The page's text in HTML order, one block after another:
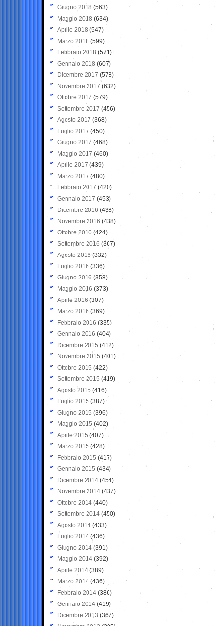
Giugno 2018 (563)
Maggio 2018 (634)
Aprile 2018 (547)
Marzo 2018 (599)
Febbraio 2018 (571)
Gennaio 2018 (607)
Dicembre 2017 (578)
Novembre 2017 (632)
Ottobre 2017 (579)
Settembre 2017 (456)
Agosto 2017 (368)
Luglio 2017 (450)
Giugno 2017 (468)
Maggio 2017 (460)
Aprile 2017 (439)
Marzo 2017 (480)
Febbraio 2017 (420)
Gennaio 2017 (453)
Dicembre 2016 (438)
Novembre 2016 (438)
Ottobre 2016 (424)
Settembre 2016 (367)
Agosto 2016 (332)
Luglio 2016 (336)
Giugno 2016 (358)
Maggio 2016 (373)
Aprile 2016 (307)
Marzo 2016 (369)
Febbraio 2016 (335)
Gennaio 2016 (404)
Dicembre 2015 (412)
Novembre 2015 (401)
Ottobre 2015 (422)
Settembre 2015 (419)
Agosto 2015 (416)
Luglio 2015 (387)
Giugno 2015 (396)
Maggio 2015 (402)
Aprile 2015 (407)
Marzo 2015 (428)
Febbraio 2015 (417)
Gennaio 2015 (434)
Dicembre 2014 (454)
Novembre 2014 (437)
Ottobre 2014 (440)
Settembre 2014 (450)
Agosto 2014 (433)
Luglio 2014 (436)
Giugno 2014 (391)
Maggio 2014 (392)
Aprile 2014 (389)
Marzo 2014 (436)
Febbraio 2014 (386)
Gennaio 2014 (419)
Dicembre 2013 (367)